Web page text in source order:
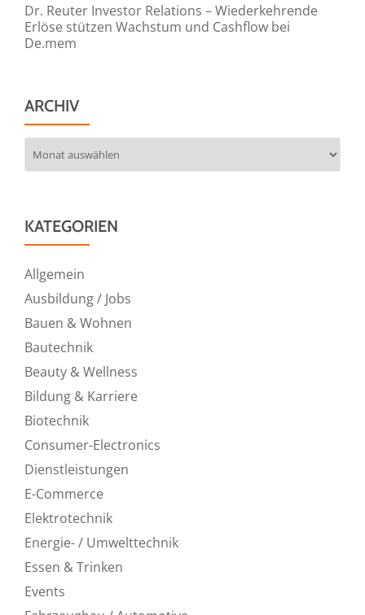
Dr. Reuter Investor Relations – Wiederkehrende
Erlöse stützen Wachstum und Cashflow bei
De.mem
ARCHIV
KATEGORIEN
Allgemein
Ausbildung / Jobs
Bauen & Wohnen
Bautechnik
Beauty & Wellness
Bildung & Karriere
Biotechnik
Consumer-Electronics
Dienstleistungen
E-Commerce
Elektrotechnik
Energie- / Umwelttechnik
Essen & Trinken
Events